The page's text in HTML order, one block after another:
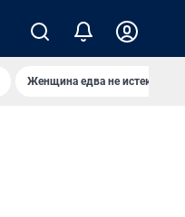
Женщина едва не истекла